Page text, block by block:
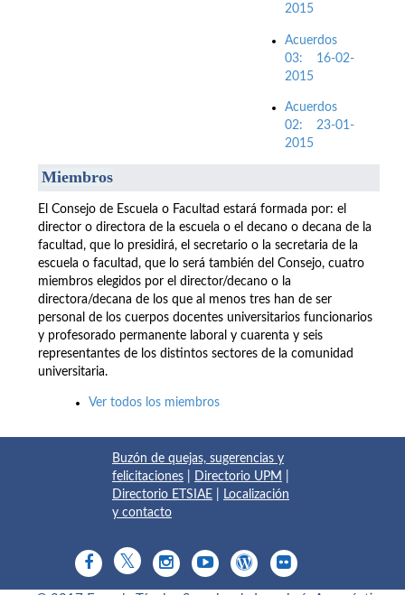
2015
Acuerdos
03: 16-02-
2015
Acuerdos
02: 23-01-
2015
Miembros
El Consejo de Escuela o Facultad estará formada por: el
director o directora de la escuela o el decano o decana de la
facultad, que lo presidirá, el secretario o la secretaria de la
escuela o facultad, que lo será también del Consejo, cuatro
miembros elegidos por el director/decano o la
directora/decana de los que al menos tres han de ser
personal de los cuerpos docentes universitarios funcionarios
y profesorado permanente laboral y cuarenta y seis
representantes de los distintos sectores de la comunidad
universitaria.
Ver todos los miembros
Buzón de quejas, sugerencias y
felicitaciones
Directorio UPM
Directorio ETSIAE
Localización
y contacto